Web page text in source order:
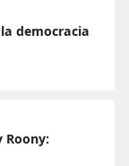
democracia
Roony: